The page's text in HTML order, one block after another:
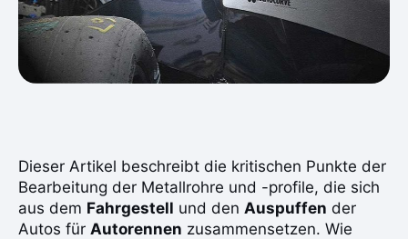
Dieser Artikel beschreibt die kritischen Punkte der
Bearbeitung der Metallrohre und -profile, die sich
aus dem Fahrgestell und den Auspuffen der
Autos für Autorennen zusammensetzen. Wie